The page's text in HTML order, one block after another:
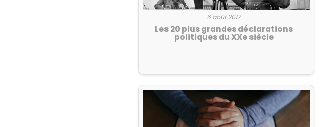
6 août 2017
Les 20 plus grandes déclarations
politiques du XXe siècle